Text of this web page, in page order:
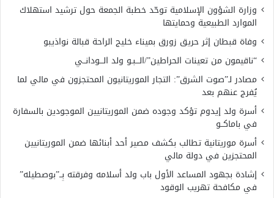
وزارة الشؤون الإسلامية توحّد خطبة الجمعة حول ترشيد استهلاك
الموارد الطبيعية وحمايتها
وفاة قبطان إثر حريق زورق بميناء خليج الراحة قبالة نواذيبو
“ناقيمون من تعينات الحراطين”/الـــبـو ولد الـــودانــي
مصادر لـ”صوت الشرق”: التجار الموريتانيون المحتجزون في مالي لما
يُفرج عنهم بعد
أسرة ولد إيدوم تؤكد وجوده ضمن الموريتانيين الموجودين بالسفارة
في باماكــو
أسرة موريتانية تطالب بكشف مصير أحد أبنائها ضمن الموريتانيين
المحتجزين في دولة مالي
إشادة بجهود المساعد الأول باب ولد أسلامه وفرقته بِــ”بوصطيله”
في مكافحة تهريب الوقود